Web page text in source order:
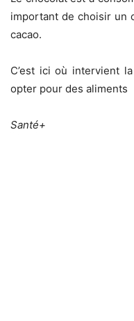
important de choisir un
cacao.
C’est ici où intervient
opter pour des aliments
Santé+